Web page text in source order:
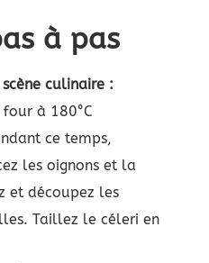
à pas
culinaire :
à 180°C
ce temps,
les oignons et la
et découpez les
Taillez le céleri en